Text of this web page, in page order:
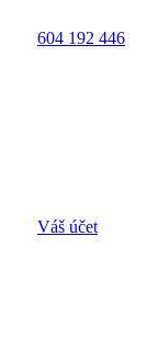
604 192 446
Váš účet